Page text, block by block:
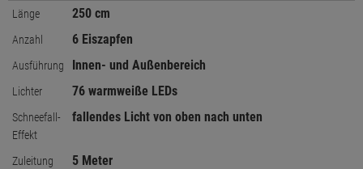
Länge 250 cm
Anzahl 6 Eiszapfen
Ausführung Innen- und Außenbereich
Lichter 76 warmweiße LEDs
Schneefall-
Effekt
fallendes Licht von oben nach unten
Zuleitung 5 Meter